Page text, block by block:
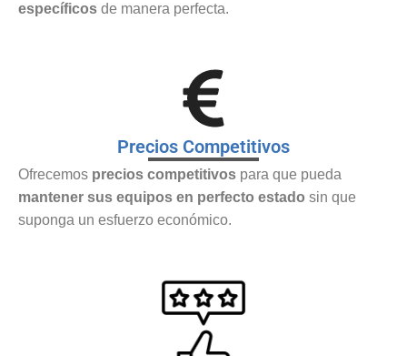
específicos de manera perfecta.
Precios Competitivos
Ofrecemos precios competitivos para que pueda
mantener sus equipos en perfecto estado sin que
suponga un esfuerzo económico.